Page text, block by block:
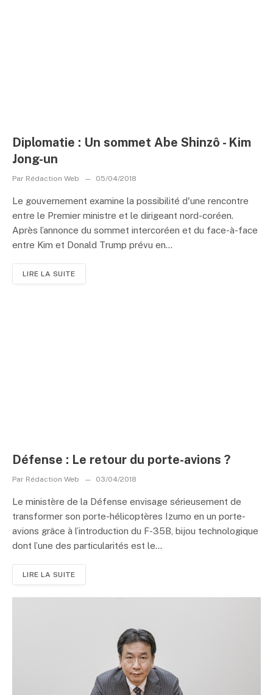
Diplomatie : Un sommet Abe Shinzô - Kim
Jong-un
Par Rédaction Web 05/04/2018
Le gouvernement examine la possibilité d'une rencontre
entre le Premier ministre et le dirigeant nord-coréen.
Après l’annonce du sommet intercoréen et du face-à-face
entre Kim et Donald Trump prévu en...
LIRE LA SUITE
Défense : Le retour du porte-avions ?
Par Rédaction Web 03/04/2018
Le ministère de la Défense envisage sérieusement de
transformer son porte-hélicoptères Izumo en un porte-
avions grâce à l’introduction du F-35B, bijou technologique
dont l’une des particularités est le...
LIRE LA SUITE